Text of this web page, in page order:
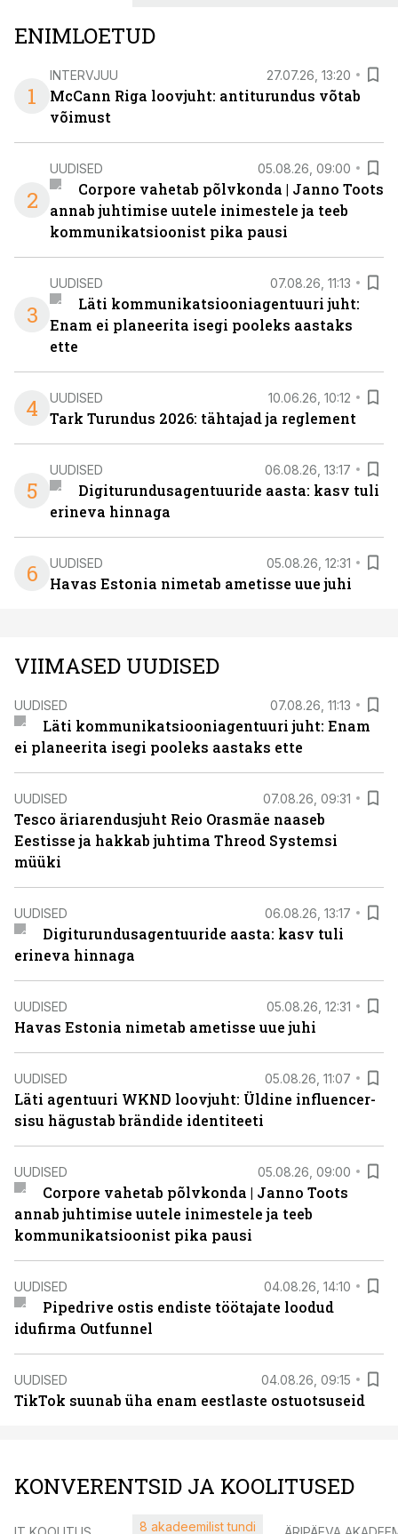
ENIMLOETUD
1
INTERVJUU 27.07.26, 13:20
McCann Riga loovjuht: antiturundus võtab
võimust
2
UUDISED 05.08.26, 09:00
Corpore vahetab põlvkonda | Janno Toots
annab juhtimise uutele inimestele ja teeb
kommunikatsioonist pika pausi
3
UUDISED 07.08.26, 11:13
Läti kommunikatsiooniagentuuri juht:
Enam ei planeerita isegi pooleks aastaks
ette
4 UUDISED 10.06.26, 10:12
Tark Turundus 2026: tähtajad ja reglement
5
UUDISED 06.08.26, 13:17
Digiturundusagentuuride aasta: kasv tuli
erineva hinnaga
6 UUDISED 05.08.26, 12:31
Havas Estonia nimetab ametisse uue juhi
VIIMASED UUDISED
UUDISED 07.08.26, 11:13
Läti kommunikatsiooniagentuuri juht: Enam
ei planeerita isegi pooleks aastaks ette
UUDISED 07.08.26, 09:31
Tesco äriarendusjuht Reio Orasmäe naaseb
Eestisse ja hakkab juhtima Threod Systemsi
müüki
UUDISED 06.08.26, 13:17
Digiturundusagentuuride aasta: kasv tuli
erineva hinnaga
UUDISED 05.08.26, 12:31
Havas Estonia nimetab ametisse uue juhi
UUDISED 05.08.26, 11:07
Läti agentuuri WKND loovjuht: Üldine influencer-
sisu hägustab brändide identiteeti
UUDISED 05.08.26, 09:00
Corpore vahetab põlvkonda | Janno Toots
annab juhtimise uutele inimestele ja teeb
kommunikatsioonist pika pausi
UUDISED 04.08.26, 14:10
Pipedrive ostis endiste töötajate loodud
idufirma Outfunnel
UUDISED 04.08.26, 09:15
TikTok suunab üha enam eestlaste ostuotsuseid
KONVERENTSID JA KOOLITUSED
8 akadeemilist tundi